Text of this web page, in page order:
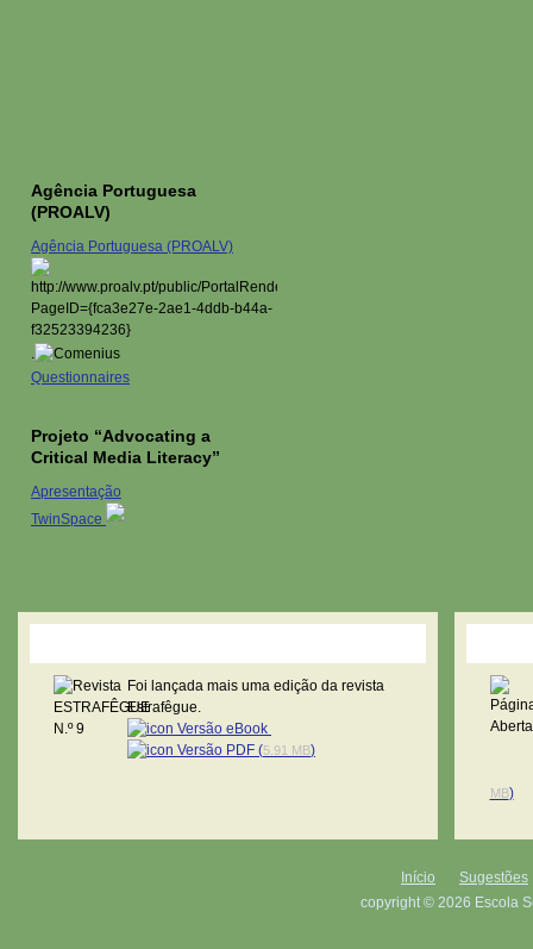
Agência Portuguesa
(PROALV)
Agência Portuguesa (PROALV)
.
Questionnaires
Projeto “Advocating a
Critical Media Literacy”
Apresentação
TwinSpace
Foi lançada mais uma edição da revista
Estrafêgue.
Versão eBook
Versão PDF (5.91 MB)
MB)
Início
Sugestões
copyright © 2026 Escola